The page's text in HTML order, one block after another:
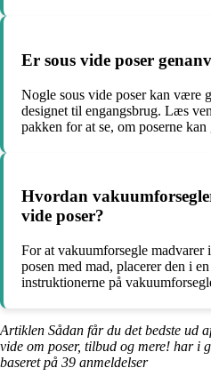
Er sous vide poser
Nogle sous vide poser kan være
designet til engangsbrug. Læs
pakken for at se, om poserne kan
Hvordan
vide poser?
For at vakuumforsegle madvarer
posen med mad, placerer den i
instruktionerne på
Artiklen Sådan får du det bedste ud
vide om poser, tilbud og mere! har i
baseret på 39 anmeldelser